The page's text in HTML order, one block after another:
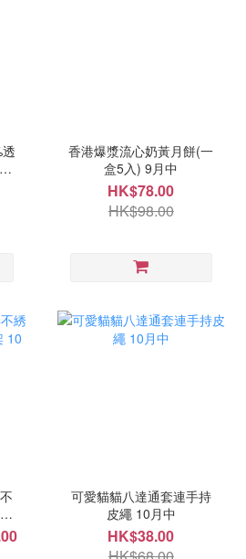
香港爆漿流心奶黃月餅(一
盒5入) 9月中
HK$78.00
HK$98.00
可愛貓貓八達通套連手持
皮繩 10月中
HK$38.00